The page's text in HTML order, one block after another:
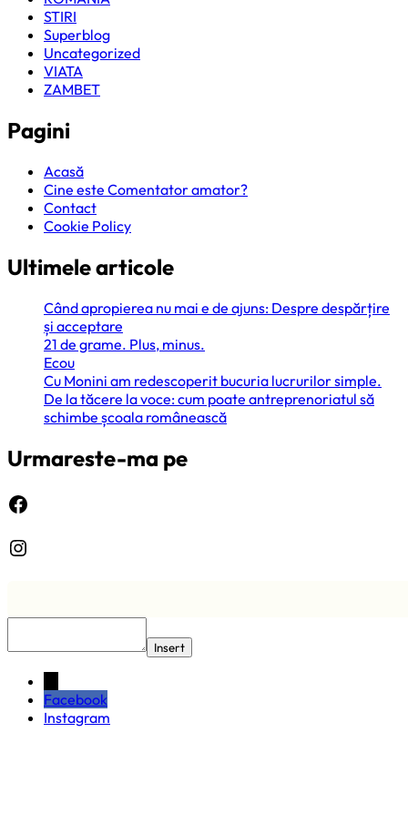
STIRI
Superblog
Uncategorized
VIATA
ZAMBET
Pagini
Acasă
Cine este Comentator amator?
Contact
Cookie Policy
Ultimele articole
Când apropierea nu mai e de ajuns: Despre despărțire
și acceptare
21 de grame. Plus, minus.
Ecou
Cu Monini am redescoperit bucuria lucrurilor simple.
De la tăcere la voce: cum poate antreprenoriatul să
schimbe școala românească
Urmareste-ma pe
Facebook
Instagram
Insert
Facebook
Instagram